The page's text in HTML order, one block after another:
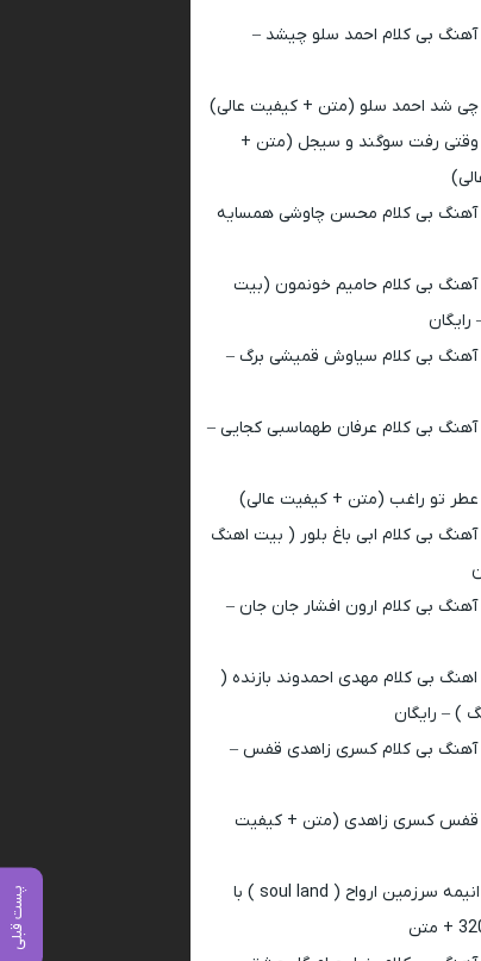
پست قبلی
آهنگ بی کلام احمد سلو چیشد –
شد احمد سلو (متن + کیفیت عالی)
رفت سوگند و سیجل (متن +
آهنگ بی کلام محسن چاوشی همسایه
آهنگ بی کلام حامیم خونمون (بیت
آهنگ بی کلام سیاوش قمیشی برگ –
آهنگ بی کلام عرفان طهماسبی کجایی –
تو راغب (متن + کیفیت عالی)
آهنگ بی کلام ابی باغ بلور ( بیت اهنگ
آهنگ بی کلام ارون افشار جان جان –
اهنگ بی کلام مهدی احمدوند بازنده (
) – رایگان
آهنگ بی کلام کسری زاهدی قفس –
کسری زاهدی (متن + کیفیت
اهنگ انیمه سرزمین ارواح ( soul land ) با